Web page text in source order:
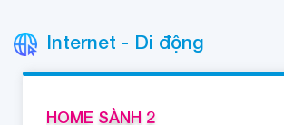
Internet - Di động
HOME SÀNH 2